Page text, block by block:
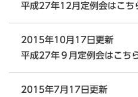
平成27年12月定例会はこち
2015年10月17日更新
平成27年９月定例会はこち
2015年7月17日更新